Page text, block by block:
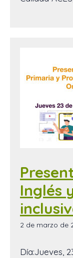
Inglés
2 de marzo de
Día:Jueves,